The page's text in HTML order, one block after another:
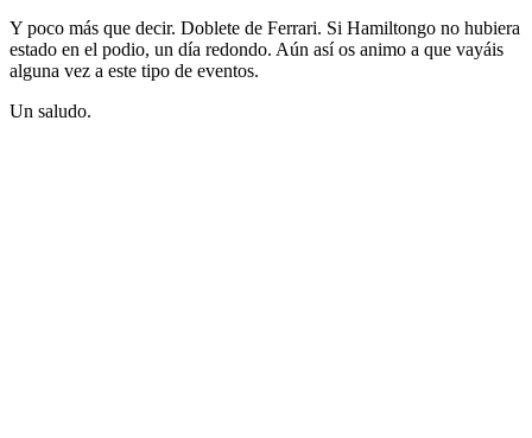
Y poco más que decir. Doblete de Ferrari. Si Hamiltongo no hubiera
estado en el podio, un día redondo. Aún así os animo a que vayáis
alguna vez a este tipo de eventos.
Un saludo.